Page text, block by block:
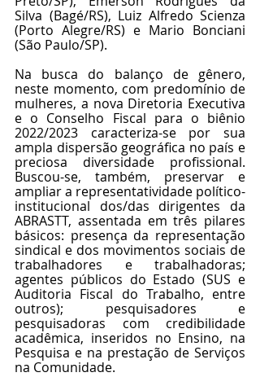
Silva (Bagé/RS), Luiz Alfredo Scienza
(Porto Alegre/RS) e Mario Bonciani
(São Paulo/SP).
Na busca do balanço de gênero,
neste momento, com predomínio de
mulheres, a nova Diretoria Executiva
e o Conselho Fiscal para o biênio
2022/2023 caracteriza-se por sua
ampla dispersão geográfica no país e
preciosa diversidade profissional.
Buscou-se, também, preservar e
ampliar a representatividade político-
institucional dos/das dirigentes da
ABRASTT, assentada em três pilares
básicos: presença da representação
sindical e dos movimentos sociais de
trabalhadores e trabalhadoras;
agentes públicos do Estado (SUS e
Auditoria Fiscal do Trabalho, entre
outros); pesquisadores e
pesquisadoras com credibilidade
acadêmica, inseridos no Ensino, na
Pesquisa e na prestação de Serviços
na Comunidade.